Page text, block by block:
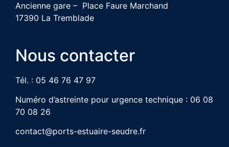
Ancienne gare – Place Faure Marchand
17390 La Tremblade
Nous contacter
Tél. : 05 46 76 47 97
Numéro d’astreinte pour urgence technique : 06 08
70 08 26
contact@ports-estuaire-seudre.fr